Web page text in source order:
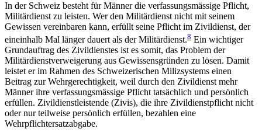
In der Schweiz besteht für Männer die verfassungsmässige Pflicht,
Militärdienst zu leisten. Wer den Militärdienst nicht mit seinem
Gewissen vereinbaren kann, erfüllt seine Pflicht im Zivildienst, der
eineinhalb Mal länger dauert als der Militärdienst.8 Ein wichtiger
Grundauftrag des Zivildienstes ist es somit, das Problem der
Militärdienstverweigerung aus Gewissensgründen zu lösen. Damit
leistet er im Rahmen des Schweizerischen Milizsystems einen
Beitrag zur Wehrgerechtigkeit, weil durch den Zivildienst mehr
Männer ihre verfassungsmässige Pflicht tatsächlich und persönlich
erfüllen. Zivildienstleistende (Zivis), die ihre Zivildienstpflicht nicht
oder nur teilweise persönlich erfüllen, bezahlen eine
Wehrpflichtersatzabgabe.